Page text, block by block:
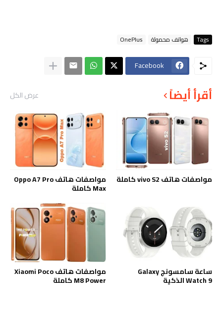
Tags هواتف محمولة OnePlus
Facebook
أقرأ أيضاً عرض الكل
مواصفات هاتف vivo S2 كاملة مواصفات هاتف Oppo A7 Pro
Max كاملة
ساعة سامسونج Galaxy
Watch 9 الذكية
مواصفات هاتف Xiaomi Poco
M8 Power كاملة